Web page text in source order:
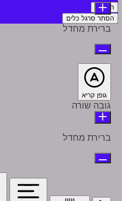
הצהרה
הסתר סרגל כלים
ברירת מחדל
גופן קריא
גובה שורה
ברירת מחדל